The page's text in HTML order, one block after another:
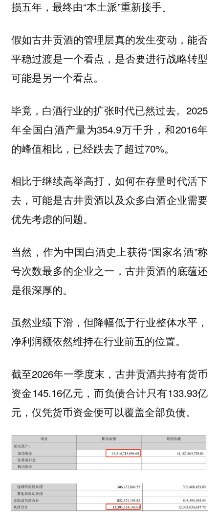
损五年，最终由“本土派”重新接手。
假如古井贡酒的管理层真的发生变动，能否
平稳过渡是一个看点，是否要进行战略转型
可能是另一个看点。
毕竟，白酒行业的扩张时代已然过去。2025
年全国白酒产量为354.9万千升，和2016年
的峰值相比，已经跌去了超过70%。
相比于继续高举高打，如何在存量时代活下
去，可能是古井贡酒以及众多白酒企业需要
优先考虑的问题。
当然，作为中国白酒史上获得“国家名酒”称
号次数最多的企业之一，古井贡酒的底蕴还
是很深厚的。
虽然业绩下滑，但降幅低于行业整体水平，
净利润额依然维持在行业前五的位置。
截至2026年一季度末，古井贡酒共持有货币
资金145.16亿元，而负债合计只有133.93亿
元，仅凭货币资金便可以覆盖全部负债。